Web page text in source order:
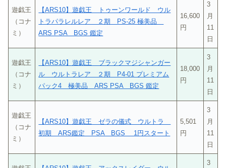
遊戯王
（コナ
ミ）
【ARS10】遊戯王 トゥーンワールド ウル
トラパラレルレア ２期 PS-25 極美品
ARS PSA BGS 鑑定
16,600
円
3
月
11
日
遊戯王
（コナ
ミ）
【ARS10】遊戯王 ブラックマジシャンガー
ル ウルトラレア ２期 P4-01 プレミアム
パック4 極美品 ARS PSA BGS 鑑定
18,000
円
3
月
11
日
遊戯王
（コナ
ミ）
【ARS10】遊戯王 ゼラの儀式 ウルトラ
初期 ARS鑑定 PSA BGS 1円スタート
5,501
円
3
月
11
日
3